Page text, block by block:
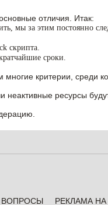
отличия. Итак:
мы за этим постоянно
скрипта.
сроки.
критерии, среди
ресурсы
ВОПРОСЫ РЕКЛАМА